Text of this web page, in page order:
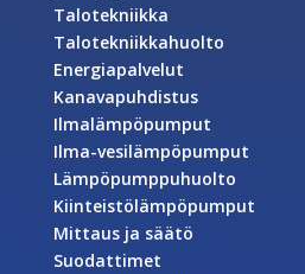
Talotekniikka
Talotekniikkahuolto
Energiapalvelut
Kanavapuhdistus
Ilmalämpöpumput
Ilma-vesilämpöpumput
Lämpöpumppuhuolto
Kiinteistölämpöpumput
Mittaus ja säätö
Suodattimet